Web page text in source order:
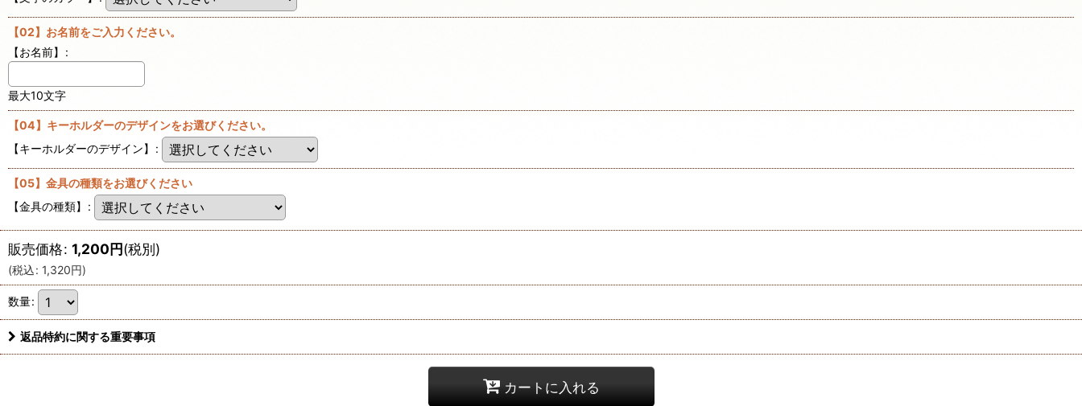
【02】お名前をご入力ください。
【お名前】 :
最大10文字
【04】キーホルダーのデザインをお選びください。
【キーホルダーのデザイン】 :
【05】金具の種類をお選びください
【金具の種類】
:
販売価格: 1,200円(税別)
(税込: 1,320円)
数量:
返品特約に関する重要事項
カートに入れる